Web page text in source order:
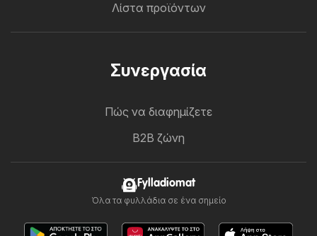
Λίστα προϊόντων
Συνεργασία
Πώς να διαφημίζετε
B2B ζώνη
Fylladiomat
Όλα τα φυλλάδια σε ένα σημείο